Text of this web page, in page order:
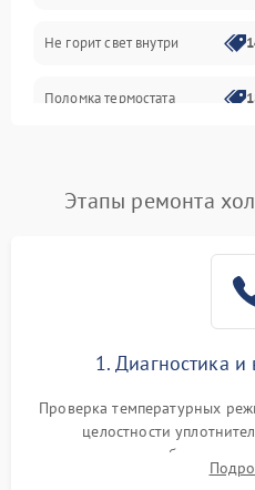
Не горит свет внутри
Поломка термостата
Поломка системы No Frost
работе
Этапы ремонта
1. Диагностика
Проверка температурных
целостности
сопротивления обмоток
считывание кодов